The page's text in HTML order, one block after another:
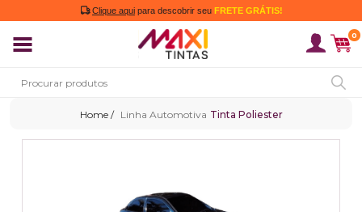
Clique aqui para descobrir seu FRETE GRÁTIS!
0
Linha Automotiva Tinta Poliester